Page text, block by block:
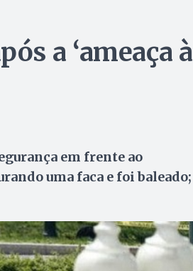
a ‘ameaça à
em frente ao
uma faca e foi baleado;